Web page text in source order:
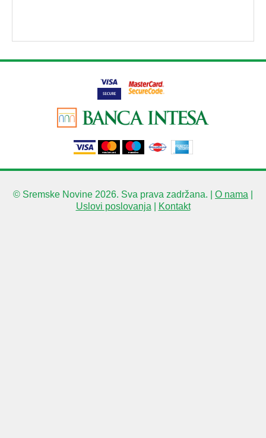
© Sremske Novine 2026. Sva prava zadržana. | O nama
Uslovi poslovanja
Kontakt